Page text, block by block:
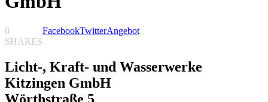
0
SHARES
FacebookTwitterAngebot
Licht-, Kraft- und Wasserwerke
Kitzingen GmbH
Wörthstraße 5